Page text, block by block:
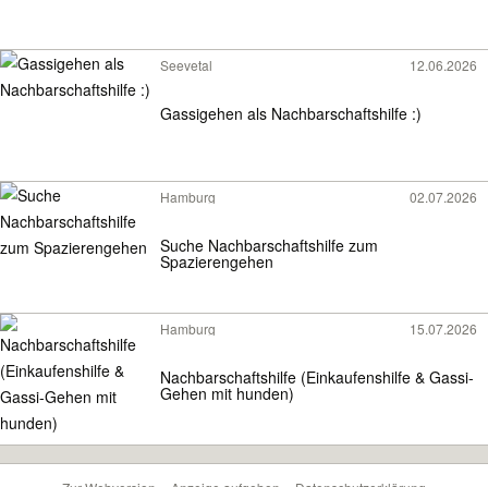
Seevetal 12.06.2026
Gassigehen als Nachbarschaftshilfe :)
Hamburg 02.07.2026
Suche Nachbarschaftshilfe zum
Spazierengehen
Hamburg 15.07.2026
Nachbarschaftshilfe (Einkaufenshilfe & Gassi-
Gehen mit hunden)